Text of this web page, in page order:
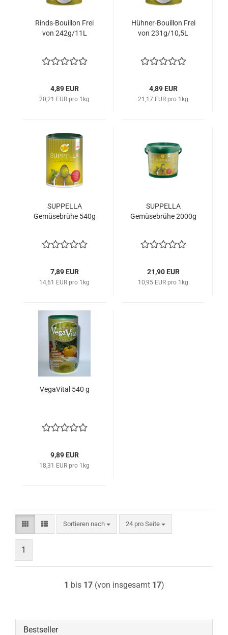
Rinds-Bouillon Frei
von 242g/11L
4,89 EUR
20,21 EUR pro 1kg
Hühner-Bouillon Frei
von 231g/10,5L
4,89 EUR
21,17 EUR pro 1kg
SUPPELLA
Gemüsebrühe 540g
7,89 EUR
14,61 EUR pro 1kg
SUPPELLA
Gemüsebrühe 2000g
21,90 EUR
10,95 EUR pro 1kg
VegaVital 540 g
9,89 EUR
18,31 EUR pro 1kg
Sortieren nach
Sortieren nach 24 pro Seite
pro Seite
1
1 bis 17(von insgesamt 17)
Bestseller